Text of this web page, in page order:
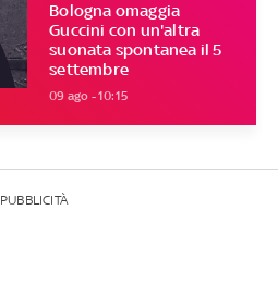
Bologna omaggia
Guccini con un'altra
suonata spontanea il 5
settembre
09 ago - 10:15
PUBBLICITÀ